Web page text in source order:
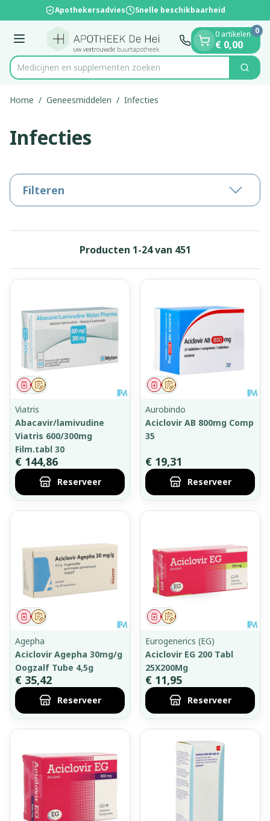
Ga naar de inhoud
1 van 1 Apothekersadvies Snelle beschikbaarheid
Menu
Product, merk, categorie...
Medicijnen en Zoek
0 artikelen
€ 0,00
0
Home / Geneesmiddelen / Infecties
Infecties
Filteren
Producten 1-24van 451
Op voorschrift
Geneesmiddel
Viatris
Abacavir/lamivudine
Viatris 600/300mg
Film.tabl 30
€ 144,86
Reserveer
Op voorschrift
Geneesmiddel
Aurobindo
Aciclovir AB 800mg Comp
35
€ 19,31
Reserveer
Op voorschrift
Geneesmiddel
Agepha
Aciclovir Agepha 30mg/g
Oogzalf Tube 4,5g
€ 35,42
Reserveer
Op voorschrift
Geneesmiddel
Eurogenerics (EG)
Aciclovir EG 200 Tabl
25X200Mg
€ 11,95
Reserveer